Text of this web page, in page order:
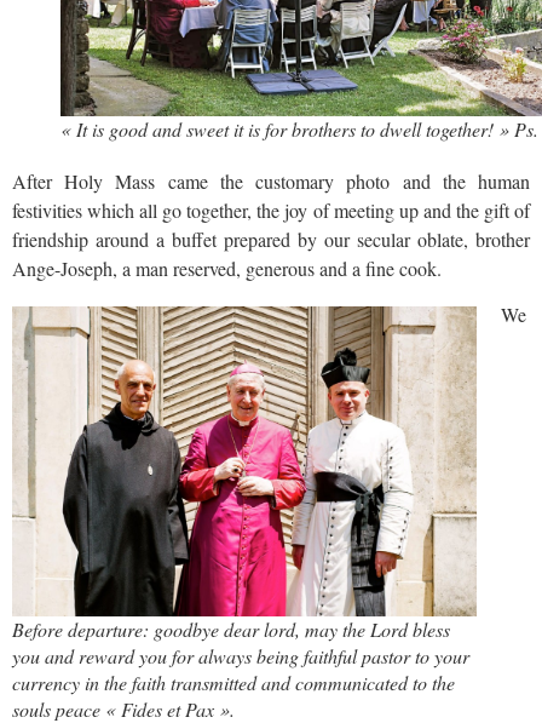
« It is good and sweet it is for brothers to dwell together! »
After Holy Mass came the customary photo and the human
festivities which all go together, the joy of meeting up and the gift of
friendship around a buffet prepared by our secular oblate, brother
Ange-Joseph, a man reserved, generous and a fine cook.
Before departure: goodbye dear lord, may the Lord bless
you and reward you for always being faithful pastor to your
currency in the faith transmitted and communicated to the
souls peace « Fides et Pax ».
We